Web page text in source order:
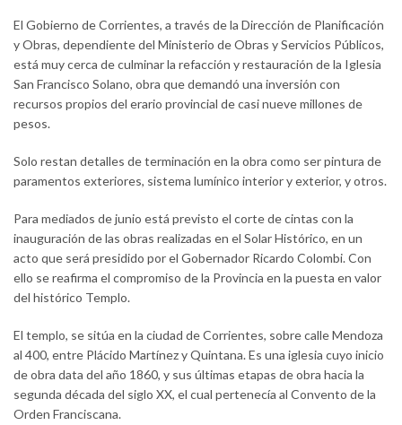
El Gobierno de Corrientes, a través de la Dirección de Planificación
y Obras, dependiente del Ministerio de Obras y Servicios Públicos,
está muy cerca de culminar la refacción y restauración de la Iglesia
San Francisco Solano, obra que demandó una inversión con
recursos propios del erario provincial de casi nueve millones de
pesos.
Solo restan detalles de terminación en la obra como ser pintura de
paramentos exteriores, sistema lumínico interior y exterior, y otros.
Para mediados de junio está previsto el corte de cintas con la
inauguración de las obras realizadas en el Solar Histórico, en un
acto que será presidido por el Gobernador Ricardo Colombi. Con
ello se reafirma el compromiso de la Provincia en la puesta en valor
del histórico Templo.
El templo, se sitúa en la ciudad de Corrientes, sobre calle Mendoza
al 400, entre Plácido Martínez y Quintana. Es una iglesia cuyo inicio
de obra data del año 1860, y sus últimas etapas de obra hacia la
segunda década del siglo XX, el cual pertenecía al Convento de la
Orden Franciscana.